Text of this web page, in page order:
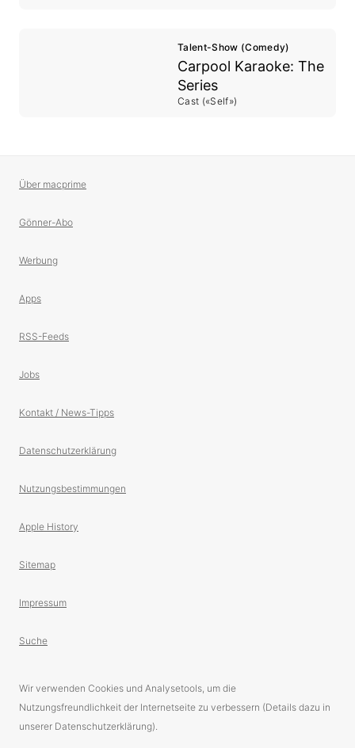
Talent-Show (Comedy)
Carpool Karaoke: The
Series
Cast («Self»)
Über macprime
Gönner-Abo
Werbung
Apps
RSS-Feeds
Jobs
Kontakt / News-Tipps
Datenschutzerklärung
Nutzungsbestimmungen
Apple History
Sitemap
Impressum
Suche
Wir verwenden Cookies und Analysetools, um die
Nutzungsfreundlichkeit der Internetseite zu verbessern (Details dazu in
unserer Datenschutzerklärung).